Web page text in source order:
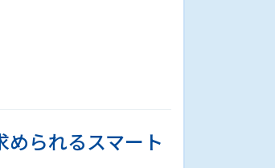
められるスマート